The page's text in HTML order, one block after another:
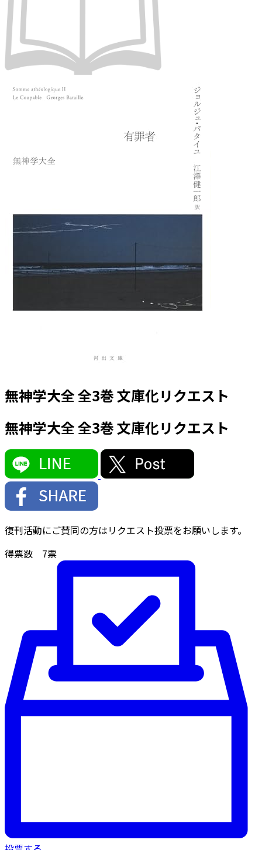
無神学大全 全3巻 文庫化リクエスト
無神学大全 全3巻 文庫化リクエスト
復刊活動にご賛同の方はリクエスト投票をお願いします。
得票数 7票